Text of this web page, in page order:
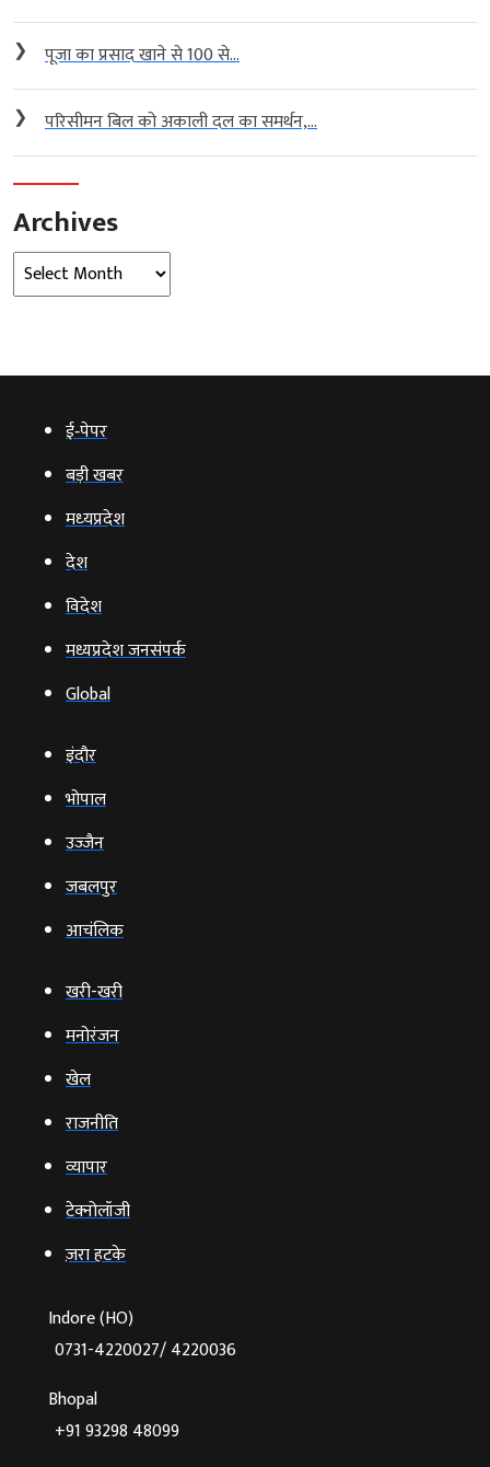
❯ पूजा का प्रसाद खाने से 100 से...
❯ परिसीमन बिल को अकाली दल का समर्थन,...
Archives
Archives
ई‑पेपर
बड़ी खबर
मध्‍यप्रदेश
देश
विदेश
मध्यप्रदेश जनसंपर्क
Global
इंदौर
भोपाल
उज्‍जैन
जबलपुर
आचंलिक
खरी-खरी
मनोरंजन
खेल
राजनीति
व्‍यापार
टेक्‍नोलॉजी
ज़रा हटके
Indore (HO)
0731-4220027/ 4220036
Bhopal
+91 93298 48099